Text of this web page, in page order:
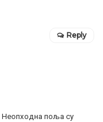
Reply
Неопходна поља су